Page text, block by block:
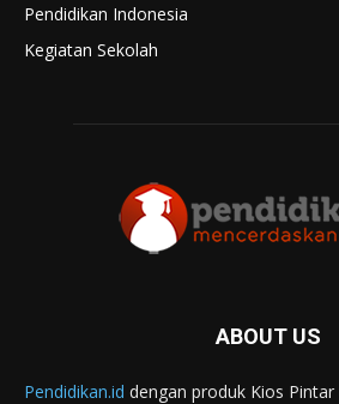
Pendidikan Indonesia
Kegiatan Sekolah
ABOUT US
Pendidikan.id dengan produk Kios